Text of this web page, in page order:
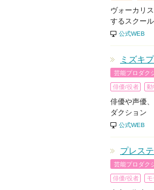
ヴォーカリ
するスクール
公式WEB
ミズキ
芸能プロダク
俳優/役者 動
俳優や声優
ダクション
公式WEB
プレス
芸能プロダク
俳優/役者